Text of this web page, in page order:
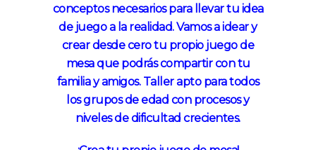
conceptos necesarios para llevar tu idea
de juego a la realidad. Vamos a idear y
crear desde cero tu propio juego de
mesa que podrás compartir con tu
familia y amigos. Taller apto para todos
losgrupos de edad con procesos y
niveles de dificultad crecientes.